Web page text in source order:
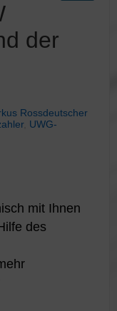
der
Rossdeutscher
, UWG-
mit Ihnen
des